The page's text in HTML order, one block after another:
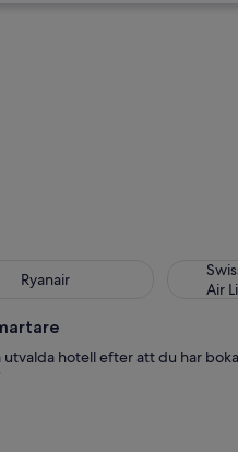
LtdRyanair
Air
Swiss
utvalda hotell efter att du har